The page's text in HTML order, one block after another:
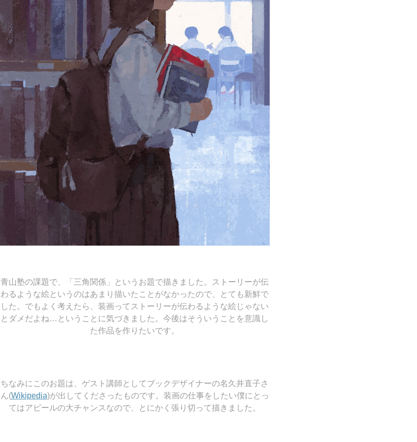
青山塾の課題で、「三角関係」というお題で描きました。ストーリーが伝
わるような絵というのはあまり描いたことがなかったので、とても新鮮で
した。でもよく考えたら、装画ってストーリーが伝わるような絵じゃない
とダメだよね…ということに気づきました。今後はそういうことを意識し
た作品を作りたいです。
ちなみにこのお題は、ゲスト講師としてブックデザイナーの名久井直子さ
ん(Wikipedia)が出してくださったものです。装画の仕事をしたい僕にとっ
てはアピールの大チャンスなので、とにかく張り切って描きました。